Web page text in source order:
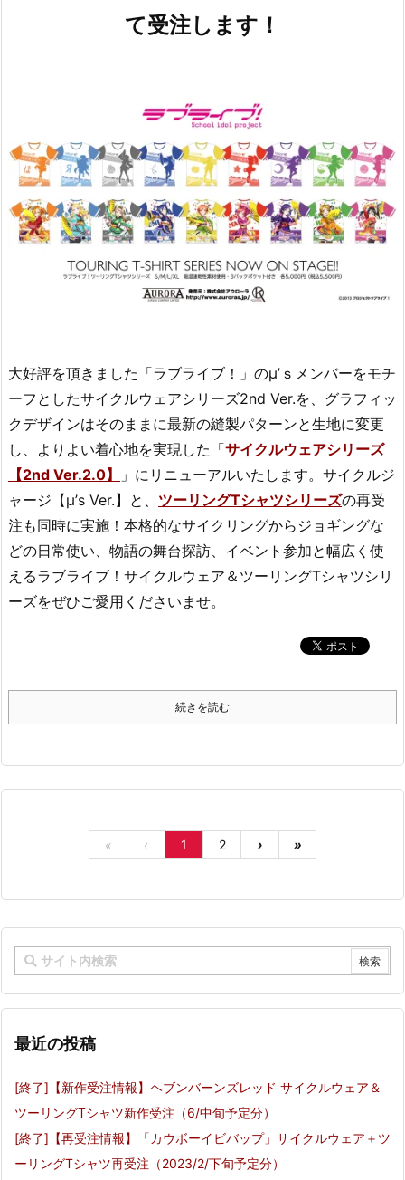
て受注します！
大好評を頂きました「ラブライブ！」のμ’ｓメンバーをモチ
ーフとしたサイクルウェアシリーズ2nd Ver.を、グラフィッ
クデザインはそのままに最新の縫製パターンと生地に変更
し、よりよい着心地を実現した「サイクルウェアシリーズ
【2nd Ver.2.0】
」にリニューアルいたします。サイクルジ
ャージ【μ’s Ver.】と、 ツーリングTシャツシリーズの再受
注も同時に実施！本格的なサイクリングからジョギングな
どの日常使い、物語の舞台探訪、イベント参加と幅広く使
えるラブライブ！サイクルウェア＆ツーリングTシャツシリ
ーズをぜひご愛用くださいませ。
続きを読む
« ‹ 1 2 › »
最近の投稿
[終了]【新作受注情報】ヘブンバーンズレッド サイクルウェア＆
ツーリングTシャツ新作受注（6/中旬予定分）
[終了]【再受注情報】「カウボーイビバップ」サイクルウェア＋ツ
ーリングTシャツ再受注（2023/2/下旬予定分）